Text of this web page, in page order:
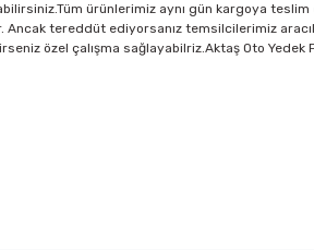
ürünlerimiz aynı gün kargoya
Ancak tereddüt ediyorsanız temsilcilerimiz
özel çalışma sağlayabilriz.Aktaş Oto Yedek